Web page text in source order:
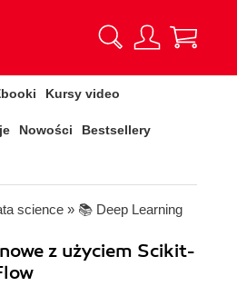
Kursy video
Nowości Bestsellery
science » 📚 Deep Learning
z użyciem Scikit-